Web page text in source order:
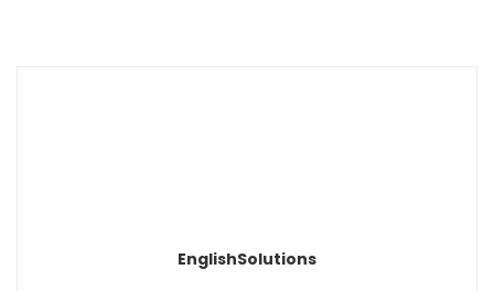
EnglishSolutions